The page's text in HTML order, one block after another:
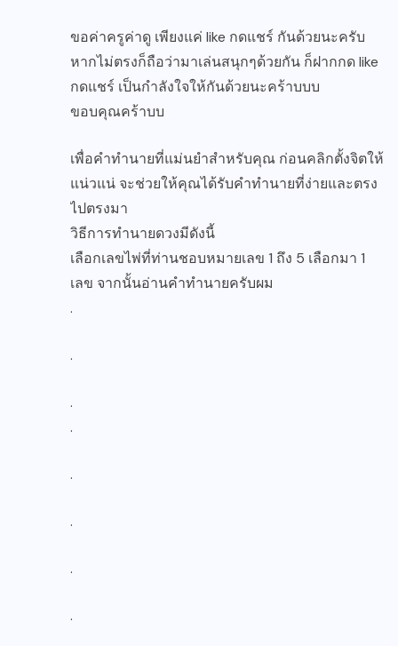
ขอค่าครูค่าดู เพียงแค่ like กดแชร์ กันด้วยนะครับ
หากไม่ตรงก็ถือว่ามาเล่นสนุกๆด้วยกัน ก็ฝากกด like
กดแชร์ เป็นกำลังใจให้กันด้วยนะคร้าบบบ
ขอบคุณคร้าบบ
เพื่อคำทำนายที่แม่นยำสำหรับคุณ ก่อนคลิกตั้งจิตให้
แน่วแน่ จะช่วยให้คุณได้รับคำทำนายที่ง่ายและตรง
ไปตรงมา
วิธีการทำนายดวงมีดังนี้
เลือกเลขไพ่ที่ท่านชอบหมายเลข 1 ถึง 5 เลือกมา 1
เลข จากนั้นอ่านคำทำนายครับผม
.
.
.
.
.
.
.
.